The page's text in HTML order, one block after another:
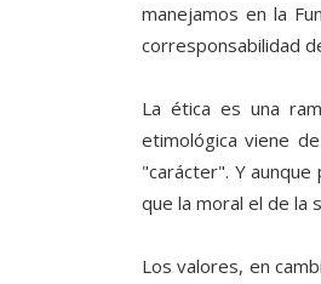
manejamos en la
corresponsabilidad
La ética es una
etimológica viene
"carácter". Y
que la moral el de la
Los valores, en